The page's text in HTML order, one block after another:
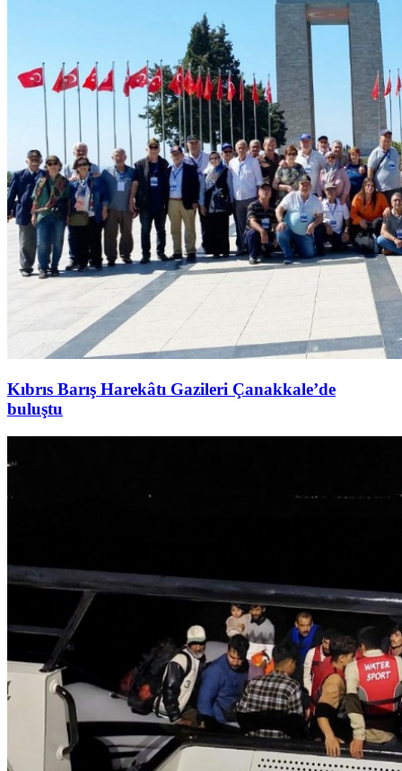
Kıbrıs Barış Harekâtı Gazileri Çanakkale’de
buluştu